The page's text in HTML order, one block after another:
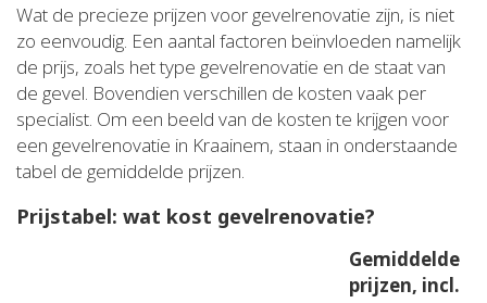
Wat de precieze prijzen voor gevelrenovatie zijn, is niet
zo eenvoudig. Een aantal factoren beïnvloeden namelijk
de prijs, zoals het type gevelrenovatie en de staat van
de gevel. Bovendien verschillen de kosten vaak per
specialist. Om een beeld van de kosten te krijgen voor
een gevelrenovatie in Kraainem, staan in onderstaande
tabel de gemiddelde prijzen.
Prijstabel: wat kost gevelrenovatie?
Gemiddelde
prijzen, incl.